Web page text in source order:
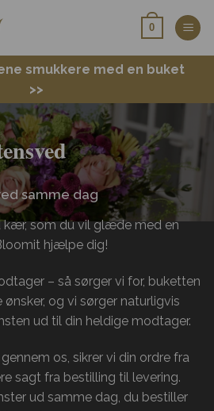
0
smukkere med en buket
>>
samme dag
kær, som du vil glæde med en
hjælpe dig!
– så sørger vi for, buketten
og vi sørger naturligvis
ud til din heldige modtager.
os, sikrer vi din ordre fra
sagt fra bestilling til levering.
ud samme dag, du bestiller